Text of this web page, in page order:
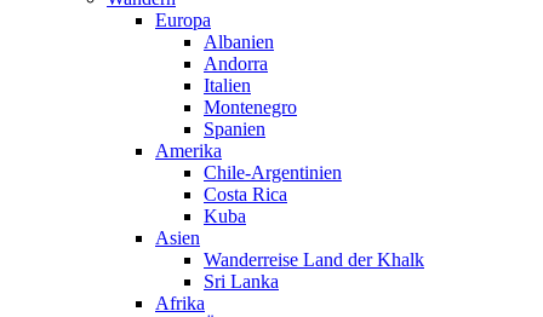
Europa
Albanien
Andorra
Italien
Montenegro
Spanien
Amerika
Chile-Argentinien
Costa Rica
Kuba
Asien
Wanderreise Land der Khalk
Sri Lanka
Afrika